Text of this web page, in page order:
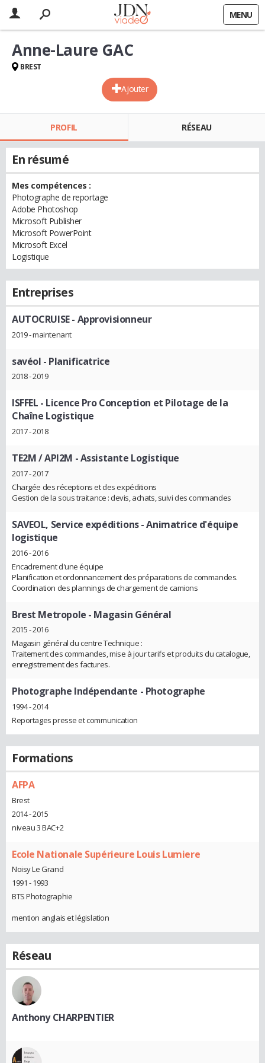
MENU
Ajouter
Anne-Laure GAC
BREST
PROFIL RÉSEAU
En résumé
Mes compétences :
Photographe de reportage
Adobe Photoshop
Microsoft Publisher
Microsoft PowerPoint
Microsoft Excel
Logistique
Entreprises
AUTOCRUISE- Approvisionneur
2019 - maintenant
savéol - Planificatrice
2018 - 2019
ISFFEL - Licence Pro Conception et Pilotage de la
Chaîne Logistique
2017 - 2018
TE2M / API2M - Assistante Logistique
2017 - 2017
Chargée des réceptions et des expéditions
Gestion de la sous traitance : devis, achats, suivi des commandes
SAVEOL, Service expéditions- Animatrice d'équipe
logistique
2016 - 2016
Encadrement d'une équipe
Planification et ordonnancement des préparations de commandes.
Coordination des plannings de chargement de camions
Brest Metropole - Magasin Général
2015 - 2016
Magasin général du centre Technique :
Traitement des commandes, mise à jour tarifs et produits du catalogue,
enregistrement des factures.
Photographe Indépendante - Photographe
1994 - 2014
Reportages presse et communication
Formations
AFPA
Brest
2014 - 2015
niveau 3 BAC+2
Ecole Nationale Supérieure Louis Lumiere
Noisy Le Grand
1991 - 1993
BTS Photographie
mention anglais et législation
Réseau
Anthony CHARPENTIER